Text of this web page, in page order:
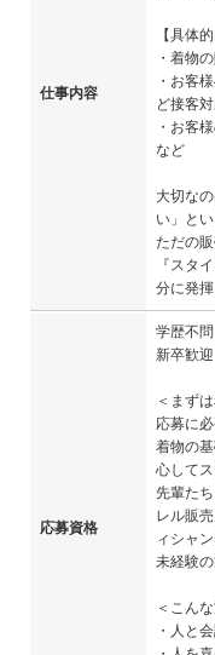
仕事内容
【具体
・着物
・お客
ど接客
・お客
など
大切な
い」とい
ただの
『スタ
分に発
応募資格
学歴不
新卒歓
＜まず
応募に
着物の
心してス
先輩た
レル販
ィシャ
未経験
＜こん
・人と